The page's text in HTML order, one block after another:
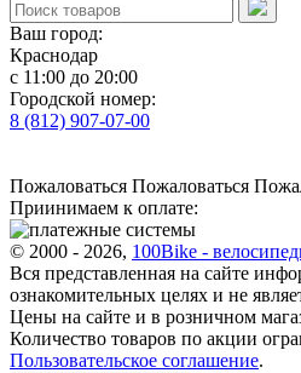
Ваш город:
Краснодар
с 11:00 до 20:00
Городской номер:
8 (812) 907-07-00
Пожаловаться Пожаловаться
Приинимаем к оплате:
© 2000 - 2026, 100Bike -
Вся представленная на сайте
ознакомительных целях и не
Цены на сайте и в розничном
Количество товаров по акции
Пользовательское соглашение.